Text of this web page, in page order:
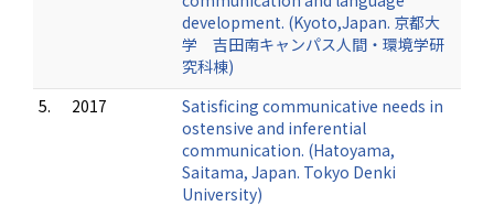
development. (Kyoto,Japan. 京都大
学 吉田南キャンパス人間・環境学研
究科棟)
5.
2017
Satisficing communicative needs in
ostensive and inferential
communication. (Hatoyama,
Saitama, Japan. Tokyo Denki
University)